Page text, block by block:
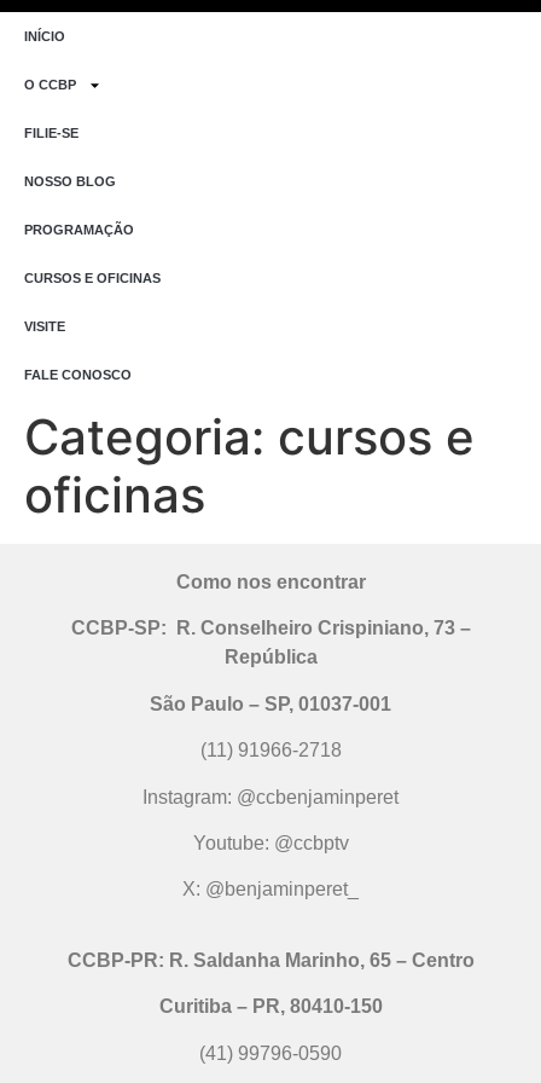
INÍCIO
O CCBP
FILIE-SE
NOSSO BLOG
PROGRAMAÇÃO
CURSOS E OFICINAS
VISITE
FALE CONOSCO
Categoria: cursos e
oficinas
Como nos encontrar
CCBP-SP:
R. Conselheiro Crispiniano, 73 –
República
São Paulo – SP, 01037-001
(11) 91966-2718
Instagram: @ccbenjaminperet
Youtube: @ccbptv
X: @benjaminperet_
CCBP-PR: R. Saldanha Marinho, 65 – Centro
Curitiba – PR, 80410-150
(41) 99796-0590